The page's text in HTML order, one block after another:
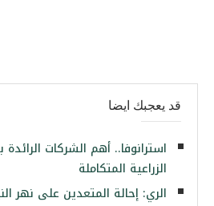
قد يعجبك ايضا
استرانوفا.. أهم الشركات الرائدة
الزراعية المتكاملة
الري: إحالة المتعدين على نهر